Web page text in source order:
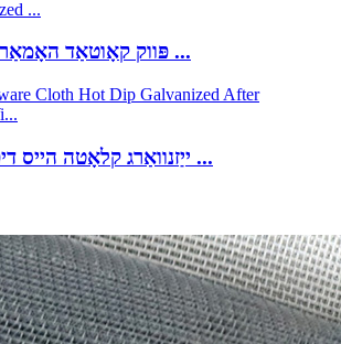
פּווק קאָוטאַד האָמאַר נעטינג ...
ייַזנוואַרג קלאָטה הייס דיפּ גאַלוו ...